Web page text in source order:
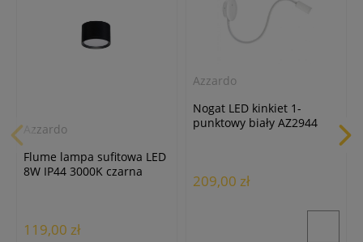
Azzardo
Flume lampa sufitowa LED
8W IP44 3000K czarna
119,00 zł
Azzardo
Nogat LED kinkiet 1-
punktowy biały AZ2944
209,00 zł